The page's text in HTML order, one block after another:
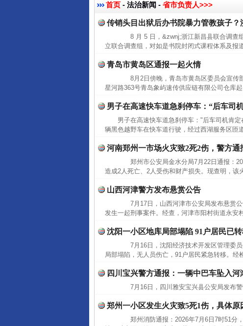
首页 - 法治新闻 - 省市负责人>>>
传销头目出狱后办书院暴力管教孩子？
8 月 5 日，&zwnj;浙江新昌县联合调查
立联合调查组，对如是书院封闭式课程体系及报
青岛市黄岛区通报一起火情
8月2日傍晚，青岛市黄岛区委员会宣传
星河路363号青岛象屿速传供应链有限公司仓库
男子在高速快车道急刹停车：“后车司
男子在高速快车道急刹停车："后车司机
辆黑色越野车在快车道行驶，经过西湖服务区匝
河南郑州一市场火灾致2死2伤，警方
郑州市公安局金水分局7月22日通报：
造成2人死亡、2人受伤和财产损失。现查明，
山西河津警方发布悬赏公告
7月17日，山西河津市公安局发布悬赏
发生一起刑事案件。经查，河津市阳村街道永
沈阳一小区地库局部塌陷 91户居民已
7月16日，沈阳经济技术开发区管理委员
局部塌陷，无人员伤亡，91户居民紧急转移。
四川宝兴警方通报：一辆中巴车坠入河
7月16日，四川雅安宝兴县公安局发布警
郑州一小区发生火灾致5死1伤，具体原
郑州消防通报：2026年7月6日7时51分，